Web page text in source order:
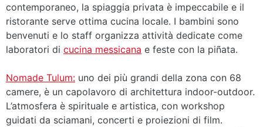
contemporaneo, la spiaggia privata è impeccabile e il
ristorante serve ottima cucina locale. I bambini sono
benvenuti e lo staff organizza attività dedicate come
laboratori di cucina messicana e feste con la piñata.
Nomade Tulum: uno dei più grandi della zona con 68
camere, è un capolavoro di architettura indoor-outdoor.
L’atmosfera è spirituale e artistica, con workshop
guidati da sciamani, concerti e proiezioni di film.